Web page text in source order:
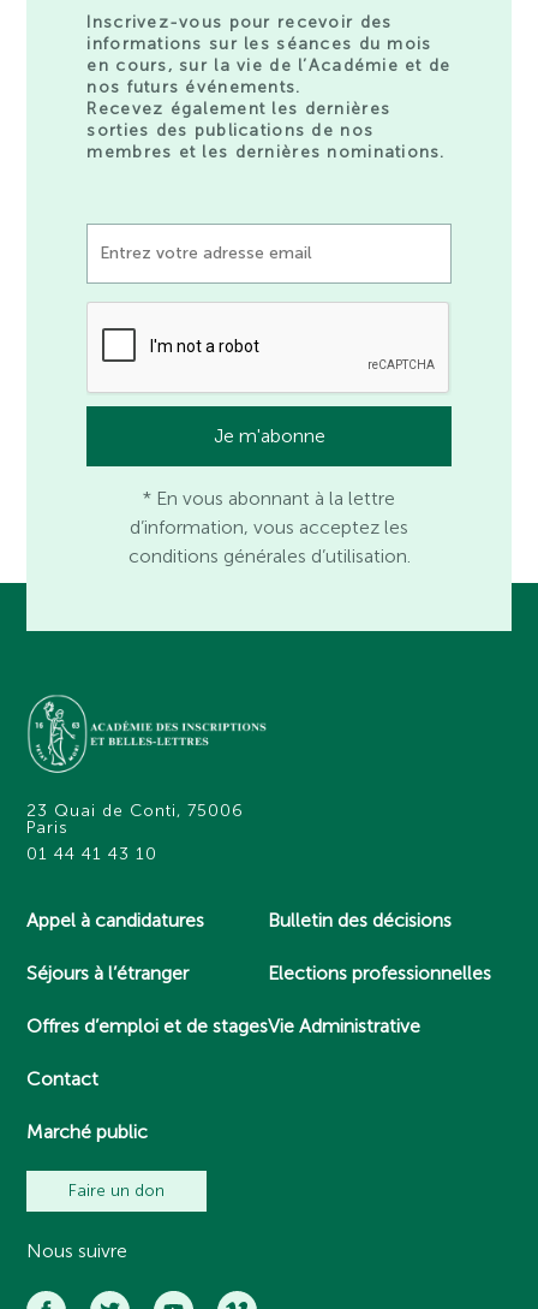
Inscrivez-vous pour recevoir des
informations sur les séances du mois
en cours, sur la vie de l’Académie et de
nos futurs événements.
Recevez également les dernières
sorties des publications de nos
membres et les dernières nominations.
* En vous abonnant à la lettre
d’information, vous acceptez les
conditions générales d’utilisation.
23 Quai de Conti, 75006
Paris
01 44 41 43 10
Appel à candidatures
Séjours à l’étranger
Offres d’emploi et de stages
Contact
Marché public
Bulletin des décisions
Elections professionnelles
Vie Administrative
Faire un don
Nous suivre